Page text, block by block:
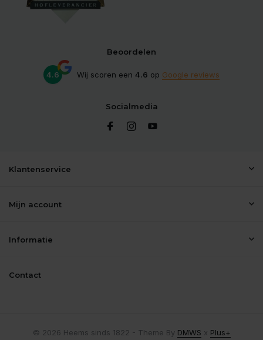
Beoordelen
4.6 Wij scoren een 4.6 op Google reviews
Socialmedia
Klantenservice
Mijn account
Informatie
Contact
© 2026 Heems sinds 1822 - Theme By DMWS x Plus+